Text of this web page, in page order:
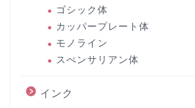
ゴシック体
カッパープレート体
モノライン
スぺンサリアン体
インク